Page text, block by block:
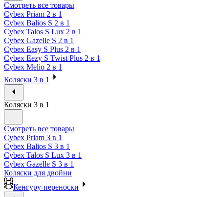
Смотреть все товары
Cybex Priam 2 в 1
Cybex Balios S 2 в 1
Cybex Talos S Lux 2 в 1
Cybex Gazelle S 2 в 1
Cybex Easy S Plus 2 в 1
Cybex Eezy S Twist Plus 2 в 1
Cybex Melio 2 в 1
Коляски 3 в 1
Коляски 3 в 1
Смотреть все товары
Cybex Priam 3 в 1
Cybex Balios S 3 в 1
Cybex Talos S Lux 3 в 1
Cybex Gazelle S 3 в 1
Коляски для двойни
Кенгуру-переноски